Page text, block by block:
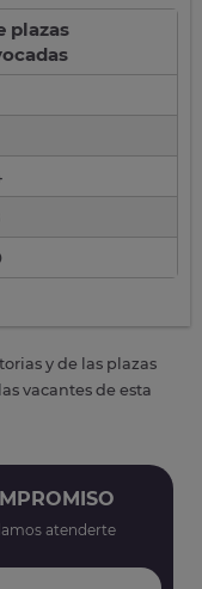
plazas
y de las plazas
vacantes de esta
atenderte